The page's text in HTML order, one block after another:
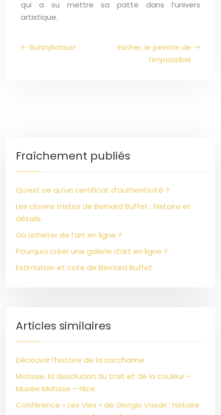
qui a su mettre sa patte dans l’univers
artistique.
Bunnylicious!
Escher, le peintre de
l’impossible
Fraîchement publiés
Qu’est ce qu’un certificat d’authenticité ?
Les clowns tristes de Bernard Buffet : histoire et
détails
Où acheter de l’art en ligne ?
Pourquoi créer une galerie d’art en ligne ?
Estimation et cote de Bernard Buffet
Articles similaires
Découvrir l’histoire de la saccharine
Matisse, la dissolution du trait et de la couleur –
Musée Matisse – Nice
Conférence « Les Vies » de Giorgio Vasari : histoire